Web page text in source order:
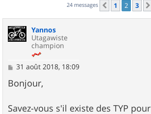
24 messages Précédent
1 2 3
Yannos
Utagawiste
champion
M
s
s
g
31 août 2018, 18:09
Bonjour,
Savez-vous s'il existe des TYP pour